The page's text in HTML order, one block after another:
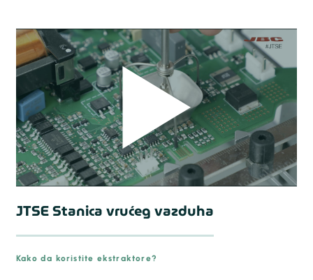
JTSE Stanica vrućeg vazduha
Kako da koristite ekstraktore?